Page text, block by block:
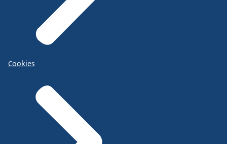
Cookies